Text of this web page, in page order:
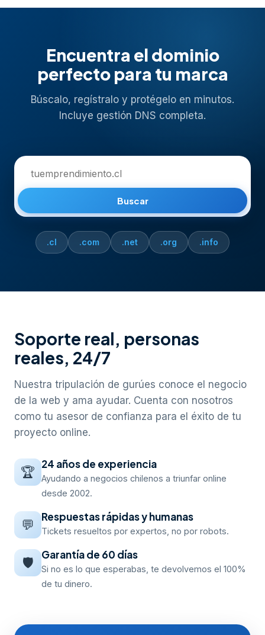
Encuentra el dominio
perfecto para tu marca
Búscalo, regístralo y protégelo en minutos.
Incluye gestión DNS completa.
Buscar
.cl .com .net .org .info
Soporte real, personas
reales, 24/7
Nuestra tripulación de gurúes conoce el negocio
de la web y ama ayudar. Cuenta con nosotros
como tu asesor de confianza para el éxito de tu
proyecto online.
🏆
24 años de experiencia
Ayudando a negocios chilenos a triunfar online
desde 2002.
💬
Respuestas rápidas y humanas
Tickets resueltos por expertos, no por robots.
🛡️
Garantía de 60 días
Si no es lo que esperabas, te devolvemos el 100%
de tu dinero.